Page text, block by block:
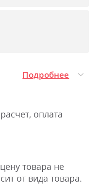
Подробнее
оплата
товара не
от вида товара.